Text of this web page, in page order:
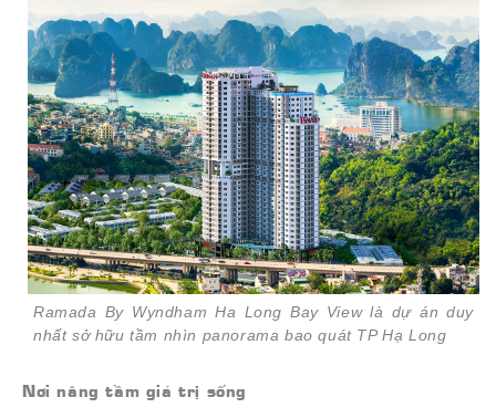
Ramada By Wyndham Ha Long Bay View là dự án duy
nhất sở hữu tầm nhìn panorama bao quát TP Hạ Long
Nơi nâng tầm giá trị sống